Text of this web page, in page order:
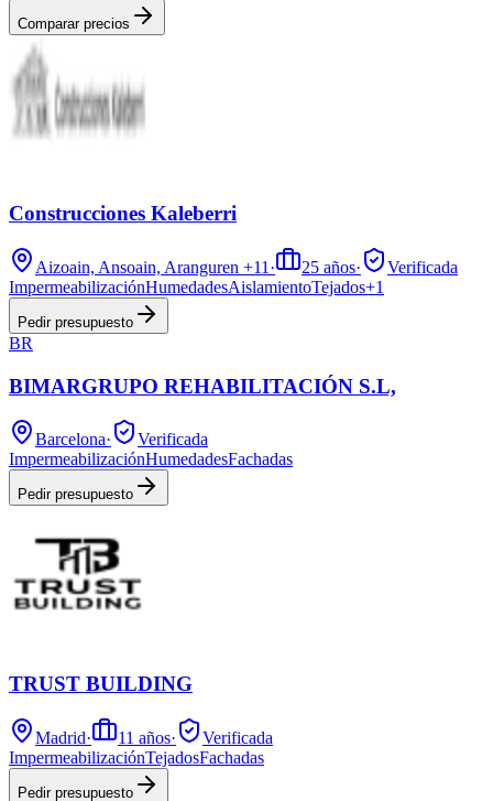
Comparar precios
Construcciones Kaleberri
Aizoain, Ansoain, Aranguren +11 · 25 años·
Verificada
ImpermeabilizaciónHumedadesAislamientoTejados+1
Pedir presupuesto
BR
BIMARGRUPO REHABILITACIÓN S.L,
Barcelona·
Verificada
ImpermeabilizaciónHumedadesFachadas
Pedir presupuesto
TRUST BUILDING
Madrid· 11 años·
Verificada
ImpermeabilizaciónTejadosFachadas
Pedir presupuesto